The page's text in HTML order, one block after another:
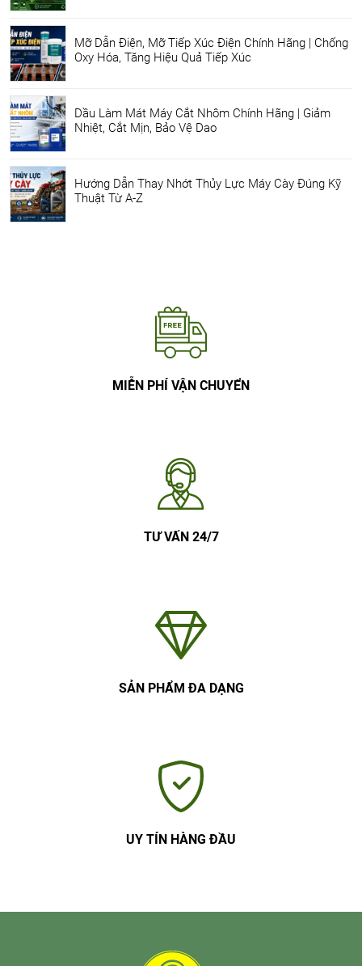
Mỡ Dẫn Điện, Mỡ Tiếp Xúc Điện Chính Hãng | Chống
Oxy Hóa, Tăng Hiệu Quả Tiếp Xúc
Dầu Làm Mát Máy Cắt Nhôm Chính Hãng | Giảm
Nhiệt, Cắt Mịn, Bảo Vệ Dao
Hướng Dẫn Thay Nhớt Thủy Lực Máy Cày Đúng Kỹ
Thuật Từ A-Z
MIỄN PHÍ VẬN CHUYỂN
TƯ VẤN 24/7
SẢN PHẨM ĐA DẠNG
UY TÍN HÀNG ĐẦU